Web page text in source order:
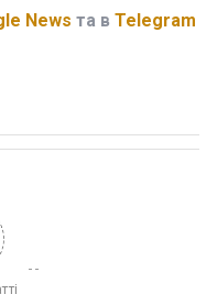
News та в Telegram